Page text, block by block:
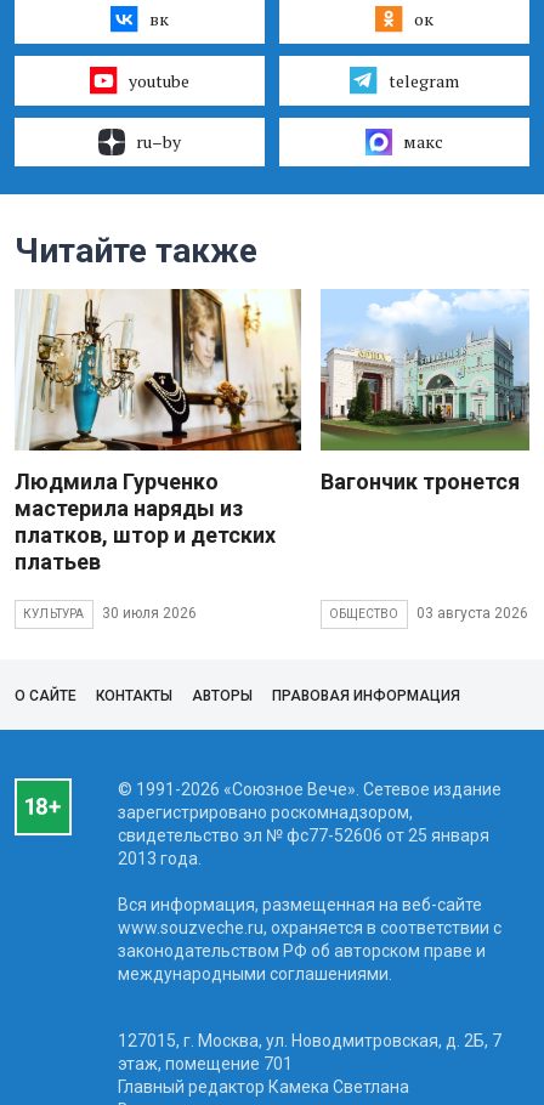
вк ок
youtube telegram
ru–by макс
Читайте также
Людмила Гурченко
мастерила наряды из
платков, штор и детских
платьев
КУЛЬТУРА 30 июля 2026
Вагончик тронется
ОБЩЕСТВО 03 августа 2026
О САЙТЕ КОНТАКТЫ АВТОРЫ ПРАВОВАЯ ИНФОРМАЦИЯ
© 1991-2026 «Союзное Вече». Сетевое издание
зарегистрировано роскомнадзором,
свидетельство эл № фc77-52606 от 25 января
2013 года.
Вся информация, размещенная на веб-сайте
www.souzveche.ru, охраняется в соответствии с
законодательством РФ об авторском праве и
международными соглашениями.
127015, г. Москва, ул. Новодмитровская, д. 2Б, 7
этаж, помещение 701
Главный редактор Камека Светлана